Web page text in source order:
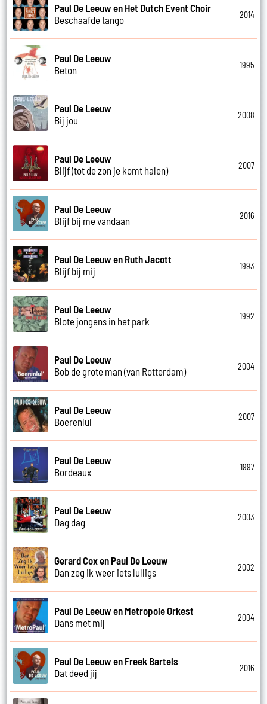
Paul De Leeuw en Het Dutch Event Choir
Beschaafde tango
2014
Paul De Leeuw
Beton
1995
Paul De Leeuw
Bij jou
2008
Paul De Leeuw
Blijf (tot de zon je komt halen)
2007
Paul De Leeuw
Blijf bij me vandaan
2016
Paul De Leeuw en Ruth Jacott
Blijf bij mij
1993
Paul De Leeuw
Blote jongens in het park
1992
Paul De Leeuw
Bob de grote man (van Rotterdam)
2004
Paul De Leeuw
Boerenlul
2007
Paul De Leeuw
Bordeaux
1997
Paul De Leeuw
Dag dag
2003
Gerard Cox en Paul De Leeuw
Dan zeg ik weer iets lulligs
2002
Paul De Leeuw en Metropole Orkest
Dans met mij
2004
Paul De Leeuw en Freek Bartels
Dat deed jij
2016